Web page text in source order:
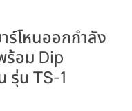
ร์โหนออกกำลัง
ร้อม Dip
รุ่น TS-1